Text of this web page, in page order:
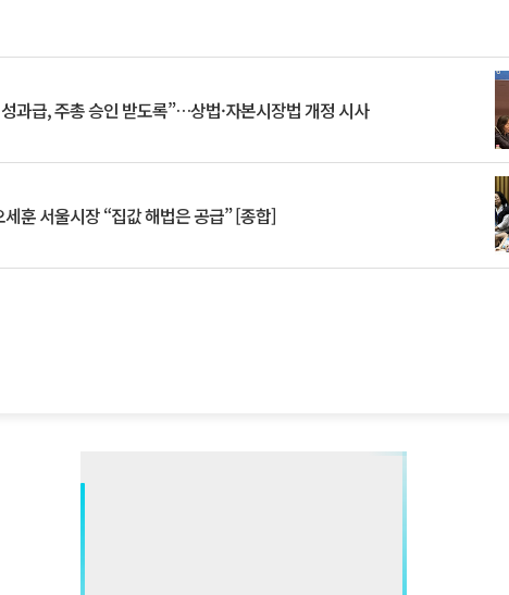
과급, 주총 승인 받도록”…상법·자본시장법 개정 시사
훈 서울시장 “집값 해법은 공급” [종합]